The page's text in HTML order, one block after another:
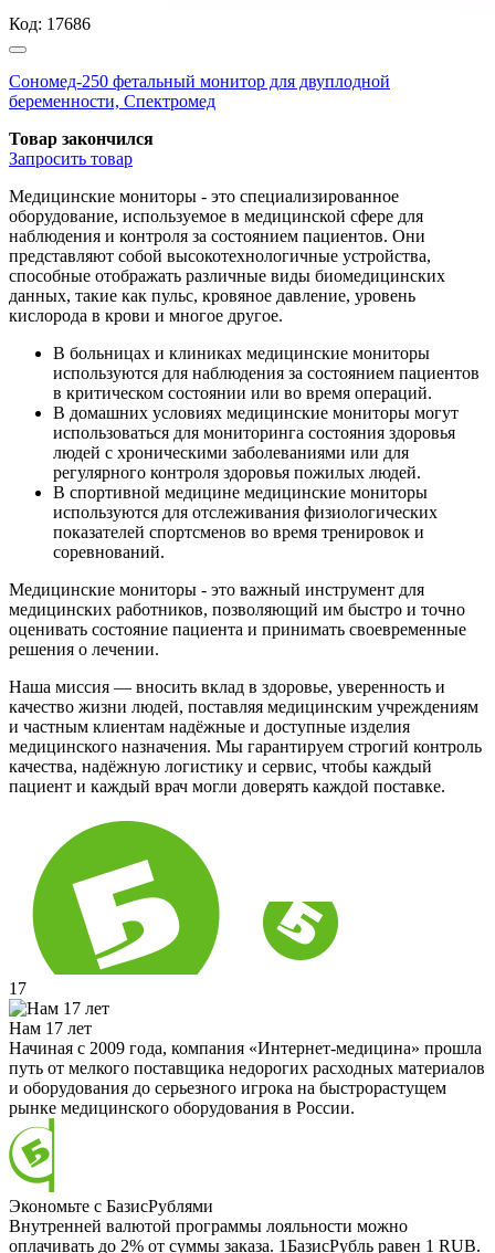
Код: 17686
Сономед-250 фетальный монитор для двуплодной
беременности, Спектромед
Товар закончился
Запросить товар
Медицинские мониторы - это специализированное
оборудование, используемое в медицинской сфере для
наблюдения и контроля за состоянием пациентов. Они
представляют собой высокотехнологичные устройства,
способные отображать различные виды биомедицинских
данных, такие как пульс, кровяное давление, уровень
кислорода в крови и многое другое.
В больницах и клиниках медицинские мониторы
используются для наблюдения за состоянием пациентов
в критическом состоянии или во время операций.
В домашних условиях медицинские мониторы могут
использоваться для мониторинга состояния здоровья
людей с хроническими заболеваниями или для
регулярного контроля здоровья пожилых людей.
В спортивной медицине медицинские мониторы
используются для отслеживания физиологических
показателей спортсменов во время тренировок и
соревнований.
Медицинские мониторы - это важный инструмент для
медицинских работников, позволяющий им быстро и точно
оценивать состояние пациента и принимать своевременные
решения о лечении.
Наша миссия — вносить вклад в здоровье, уверенность и
качество жизни людей, поставляя медицинским учреждениям
и частным клиентам надёжные и доступные изделия
медицинского назначения. Мы гарантируем строгий контроль
качества, надёжную логистику и сервис, чтобы каждый
пациент и каждый врач могли доверять каждой поставке.
17
Нам 17 лет
Начиная с 2009 года, компания «Интернет-медицина» прошла
путь от мелкого поставщика недорогих расходных материалов
и оборудования до серьезного игрока на быстрорастущем
рынке медицинского оборудования в России.
Экономьте с БазисРублями
Внутренней валютой программы лояльности можно
оплачивать до 2% от суммы заказа. 1БазисРубль равен 1 RUB.